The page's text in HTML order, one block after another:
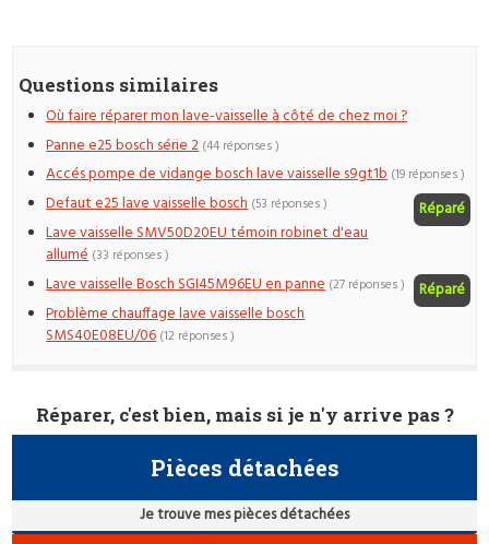
Questions similaires
Où faire réparer mon lave-vaisselle à côté de chez moi ?
Panne e25 bosch série 2 (44 réponses )
Accés pompe de vidange bosch lave vaisselle s9gt1b (19 réponses )
Defaut e25 lave vaisselle bosch Réparé
(53 réponses )
Lave vaisselle SMV50D20EU témoin robinet d'eau
allumé (33 réponses )
Lave vaisselle Bosch SGI45M96EU en panne Réparé
(27 réponses )
Problème chauffage lave vaisselle bosch
SMS40E08EU/06 (12 réponses )
Réparer, c'est bien, mais si je n'y arrive pas ?
Pièces détachées
Je trouve mes pièces détachées